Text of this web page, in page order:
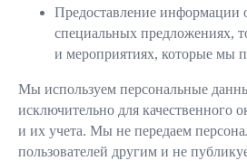
Предоставление информации
специальных предложениях,
и мероприятиях, которые мы
Мы используем персональные
исключительно для качественного
и их учета. Мы не передаем
пользователей другим и не